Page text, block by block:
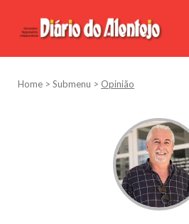
Home > Submenu > Opinião